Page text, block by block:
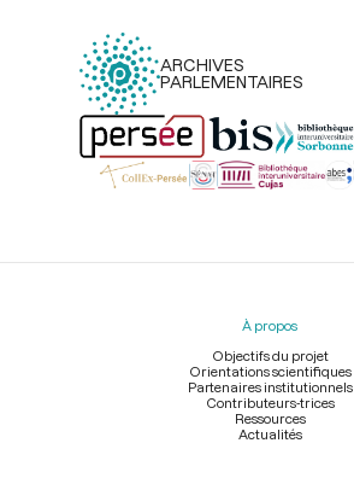
ARCHIVES
PARLEMENTAIRES
Menu
À propos
Objectifs du projet
Orientations scientifiques
Partenaires institutionnels
Contributeurs-trices
Ressources
Actualités